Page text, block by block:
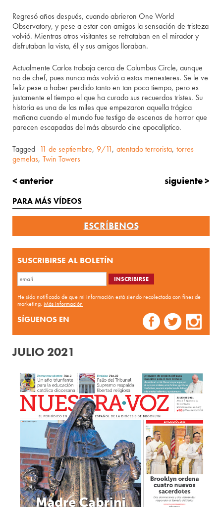
Regresó años después, cuando abrieron One World
Observatory, y pese a estar con amigos la sensación de tristeza
volvió. Mientras otros visitantes se retrataban en el mirador y
disfrutaban la vista, él y sus amigos lloraban.
Actualmente Carlos trabaja cerca de Columbus Circle, aunque
no de chef, pues nunca más volvió a estos menesteres. Se le ve
feliz pese a haber perdido tanto en tan poco tiempo, pero es
justamente el tiempo el que ha curado sus recuerdos tristes. Su
historia es una de las miles que empezaron aquella trágica
mañana cuando el mundo fue testigo de escenas de horror que
parecen escapadas del más absurdo cine apocalíptico.
Tagged 11 de septiembre, 9/11, atentado terrorista, torres
gemelas, Twin Towers
< anterior siguiente >
PARA MÁS VÍDEOS
ESCRÍBENOS
SUSCRIBIRSE AL BOLETÍN
He sido notificado de que mi información está siendo recolectada con fines de
marketing.Más información
SÍGUENOS EN
JULIO 2021